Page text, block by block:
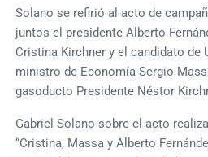
Solano se refirió al acto de
juntos el presidente Alberto
Cristina Kirchner y el candidato de
ministro de Economía Sergio
gasoducto Presidente Néstor
Gabriel Solano sobre el acto
“Cristina, Massa y Alberto